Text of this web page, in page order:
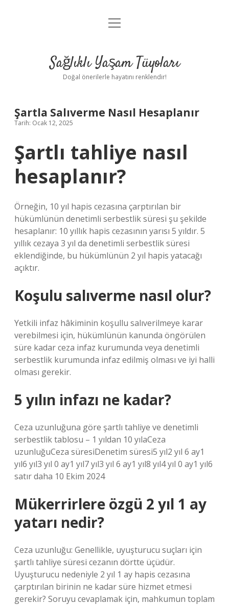
Anasayfa
Yasal Uyarı
menüyü
Sağlıklı Yaşam Tüyoları
Doğal önerilerle hayatını renklendir!
Şartla Salıverme Nasıl Hesaplanır
Tarih: Ocak 12, 2025
Şartlı tahliye nasıl
hesaplanır?
Örneğin, 10 yıl hapis cezasına çarptırılan bir
hükümlünün denetimli serbestlik süresi şu şekilde
hesaplanır: 10 yıllık hapis cezasının yarısı 5 yıldır. 5
yıllık cezaya 3 yıl da denetimli serbestlik süresi
eklendiğinde, bu hükümlünün 2 yıl hapis yatacağı
açıktır.
Koşulu salıverme nasıl olur?
Yetkili infaz hâkiminin koşullu salıverilmeye karar
verebilmesi için, hükümlünün kanunda öngörülen
süre kadar ceza infaz kurumunda veya denetimli
serbestlik kurumunda infaz edilmiş olması ve iyi halli
olması gerekir.
5 yılın infazı ne kadar?
Ceza uzunluğuna göre şartlı tahliye ve denetimli
serbestlik tablosu – 1 yıldan 10 yılaCeza
uzunluğuCeza süresiDenetim süresi5 yıl2 yıl 6 ay1
yıl6 yıl3 yıl 0 ay1 yıl7 yıl3 yıl 6 ay1 yıl8 yıl4 yıl 0 ay1 yıl6
satır daha 10 Ekim 2024
Mükerrirlere özgü 2 yıl 1 ay
yatarı nedir?
Ceza uzunluğu: Genellikle, uyuşturucu suçları için
şartlı tahliye süresi cezanın dörtte üçüdür.
Uyuşturucu nedeniyle 2 yıl 1 ay hapis cezasına
çarptırılan birinin ne kadar süre hizmet etmesi
gerekir? Soruyu cevaplamak için, mahkumun toplam